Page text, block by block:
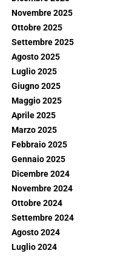
Novembre 2025
Ottobre 2025
Settembre 2025
Agosto 2025
Luglio 2025
Giugno 2025
Maggio 2025
Aprile 2025
Marzo 2025
Febbraio 2025
Gennaio 2025
Dicembre 2024
Novembre 2024
Ottobre 2024
Settembre 2024
Agosto 2024
Luglio 2024